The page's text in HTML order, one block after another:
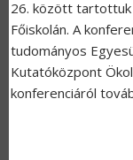
26. között tartottuk
Főiskolán. A
tudományos
Kutatóközpont
konferenciáról